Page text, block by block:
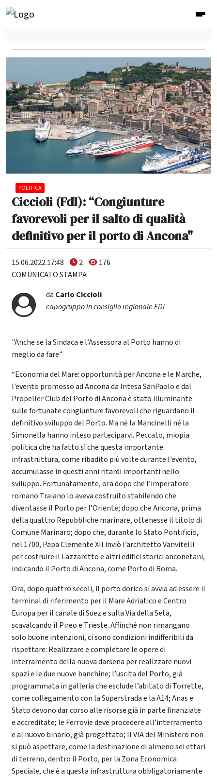
POLITICA
Ciccioli (FdI): “Congiunture
favorevoli per il salto di qualità
definitivo per il porto di Ancona"
15.06.2022 17:48 2
176
COMUNICATO STAMPA
da Carlo Ciccioli
capogruppo in consiglio regionale FDI
"Anche se la Sindaca e l’Assessora al Porto hanno di
meglio da fare”
“Economia del Mare: opportunità per Ancona e le Marche,
l’evento promosso ad Ancona da Intesa SanPaolo e dal
Propeller Club del Porto di Ancona è stato illuminante
sulle fortunate congiunture favorevoli che riguardano il
definitivo sviluppo del Porto. Ma né la Mancinelli né la
Simonella hanno inteso parteciparvi. Peccato, miopia
politica che ha fatto sì che questa importante
infrastruttura, come ribadito più volte durante l’evento,
accumulasse in questi anni ritardi importanti nello
sviluppo. Fortunatamente, ora dopo che l’imperatore
romano Traiano lo aveva costruito stabilendo che
diventasse il Porto per l’Oriente; dopo che Ancona, prima
della quattro Repubbliche marinare, ottenesse il titolo di
Comune Marinaro; dopo che, durante lo Stato Pontificio,
nel 1700, Papa Clemente XII inviò l’architetto Vanvitelli
per costruire il Lazzaretto e altri edifici storici anconetani,
indicando il Porto di Ancona, come Porto di Roma.
Ora, dopo quattro secoli, il porto dorico si avvia ad essere il
terminal di riferimento per il Mare Adriatico e Centro
Europa per il canale di Suez e sulla Via della Seta,
scavalcando il Pireo e Trieste. Affinché non rimangano
solo buone intenzioni, ci sono condizioni indifferibili da
rispettare: Realizzare e completare le opere di
interramento della nuova darsena per realizzare nuovi
spazi e le due nuove banchine; l’uscita del Porto, già
programmata in galleria che esclude l’abitato di Torrette,
come collegamento con la Superstrada e la A14; Anas e
Stato devono dar corso alle risorse già in parte finanziate
e accreditate; le Ferrovie deve procedere all’interramento
e al nuovo binario, già progettato; Il VIA del Ministero non
si può aspettare, come la destinazione di almeno sei ettari
di terreno, dentro il Porto, per la Zona Economica
Speciale, che è a questa infrastruttura obbligatoriamente